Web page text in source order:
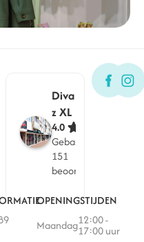
Diva
z XL
4.0
Gebaseerd op
151
beoordelingen
OPENINGSTIJDEN
Maandag12:00 -
17:00 uur